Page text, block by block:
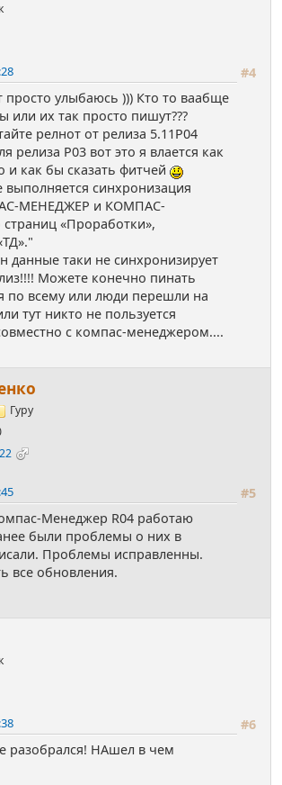
#4
просто улыбаюсь ))) Кто то ваабще
или их так просто пишут???
релнот от релиза 5.11Р04
релиза Р03 вот это я влается как
и как бы сказать фитчей
синхронизация
МЕНЕДЖЕР и КОМПАС-
«Проработки»,
данные таки не синхронизирует
Можете конечно пинать
по всему или люди перешли на
тут никто не пользуется
с компас-менеджером....
Гуру
22
#5
Менеджер R04 работаю
были проблемы о них в
Проблемы исправленны.
все обновления.
#6
разобрался! НАшел в чем